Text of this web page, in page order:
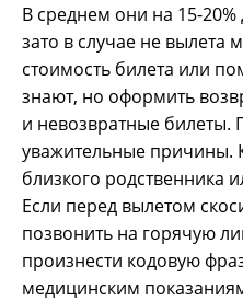
В среднем они на 15-
зато в случае не вылета
стоимость билета или
знают, но оформить
и невозвратные билеты.
уважительные причины.
близкого родственника
Если перед вылетом
позвонить на горячую
произнести кодовую
медицинским